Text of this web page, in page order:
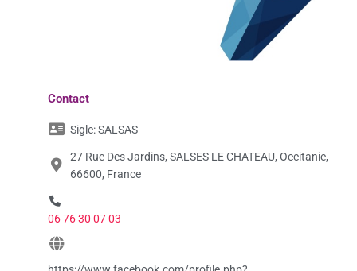
Contact
Sigle:SALSAS
27 Rue Des Jardins, SALSES LE CHATEAU, Occitanie,
66600, France
06 76 30 07 03